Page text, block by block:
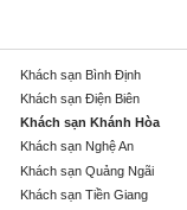
Khách sạn Bình Định
Khách sạn Điện Biên
Khách sạn Khánh Hòa
Khách sạn Nghệ An
Khách sạn Quảng Ngãi
Khách sạn Tiền Giang